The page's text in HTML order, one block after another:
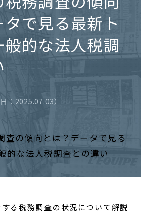
タで見る最新ト
般的な法人税調
：2025.07.03）
る税務調査の状況について解説